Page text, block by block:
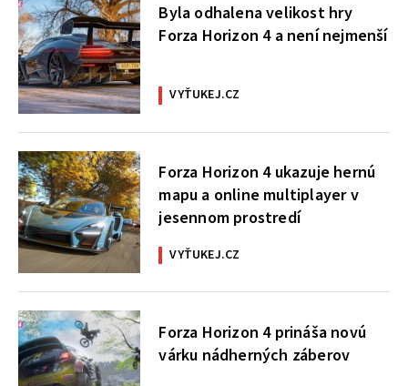
Byla odhalena velikost hry
Forza Horizon 4 a není nejmenší
VYŤUKEJ.CZ
Forza Horizon 4 ukazuje hernú
mapu a online multiplayer v
jesennom prostredí
VYŤUKEJ.CZ
Forza Horizon 4 prináša novú
várku nádherných záberov